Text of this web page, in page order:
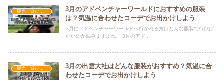
3月のアドベンチャーワールドにおすすめの服装
は？気温に合わせたコーデでお出かけしよう
3月にアドベンチャーワールドへ行かれる方はどんな服装で行けば
いいのか悩みますよね。 3月のアド...
3月の出雲大社はどんな服装がおすすめ？気温に合
わせたコーデでお出かけしよう